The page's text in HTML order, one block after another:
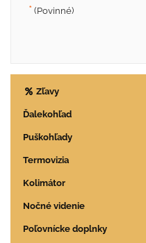
* (Povinné)
Zľavy
Ďalekohľad
Puškohľady
Termovizia
Kolimátor
Nočné videnie
Poľovnícke doplnky